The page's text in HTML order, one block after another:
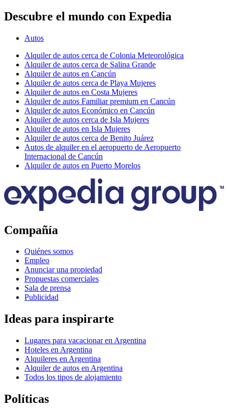
Descubre el mundo con Expedia
Autos
Alquiler de autos cerca de Colonia Meteorológica
Alquiler de autos cerca de Salina Grande
Alquiler de autos en Cancún
Alquiler de autos cerca de Playa Mujeres
Alquiler de autos en Costa Mujeres
Alquiler de autos Familiar premium en Cancún
Alquiler de autos Económico en Cancún
Alquiler de autos cerca de Isla Mujeres
Alquiler de autos en Isla Mujeres
Alquiler de autos cerca de Benito Juárez
Autos de alquiler en el aeropuerto de Aeropuerto
Internacional de Cancún
Alquiler de autos en Puerto Morelos
Compañía
Quiénes somos
Empleo
Anunciar una propiedad
Propuestas comerciales
Sala de prensa
Publicidad
Ideas para inspirarte
Lugares para vacacionar en Argentina
Hoteles en Argentina
Alquileres en Argentina
Alquiler de autos en Argentina
Todos los tipos de alojamiento
Políticas